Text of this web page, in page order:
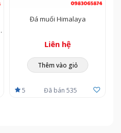
Đá muối Himalaya
Liên hệ
Thêm vào giỏ
5 Đã bán 535